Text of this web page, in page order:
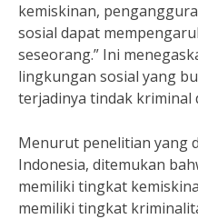
kemiskinan,
sosial dapat
seseorang.” Ini
lingkungan sosial yang
terjadinya tindak kriminal
Menurut penelitian yang
Indonesia, ditemukan
memiliki tingkat
memiliki tingkat